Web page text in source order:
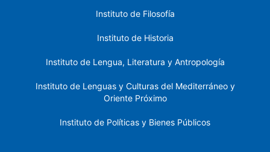
Instituto de Filosofía
Instituto de Historia
Instituto de Lengua, Literatura y Antropología
Instituto de Lenguas y Culturas del Mediterráneo y
Oriente Próximo
Instituto de Políticas y Bienes Públicos